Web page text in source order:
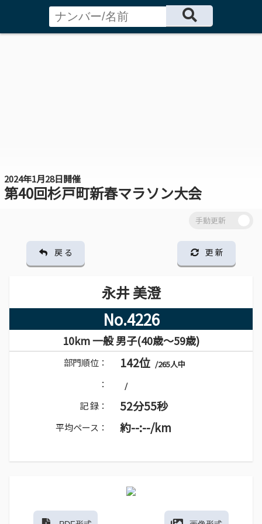
2024年1月28日開催
第40回杉戸町新春マラソン大会
戻 る 更 新
永井 美澄
No.4226
10km 一般 男子(40歳～59歳)
部門順位： 142位 /265人中
： /
記 録： 52分55秒
平均ペース： 約--:--/km